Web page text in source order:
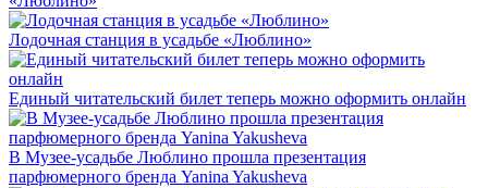
Лодочная станция в усадьбе «Люблино»
Единый читательский билет теперь можно оформить онлайн
В Музее-усадьбе Люблино прошла презентация
парфюмерного бренда Yanina Yakusheva